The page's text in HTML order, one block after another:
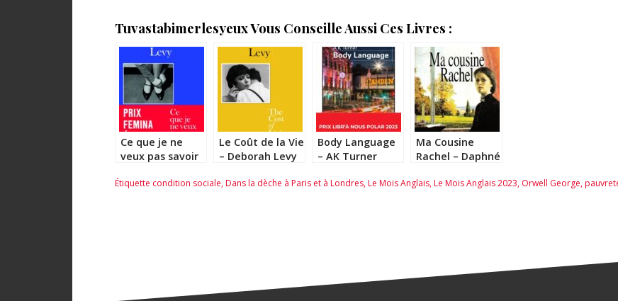
Tuvastabimerlesyeux Vous Conseille Aussi Ces Livres :
Ce que je ne
veux pas savoir
Le Coût de la Vie
– Deborah Levy
Body Language
– AK Turner
Ma Cousine
Rachel – Daphné
Étiquette condition sociale,Dans la dèche à Paris et à Londres,Le Mois Anglais,Le Mois Anglais 2023, Orwell George,